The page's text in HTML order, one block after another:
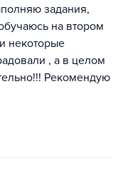
задания,
на втором
некоторые
, а в целом
Рекомендую